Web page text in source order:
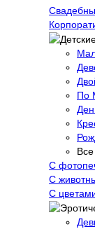
По
С
C
С